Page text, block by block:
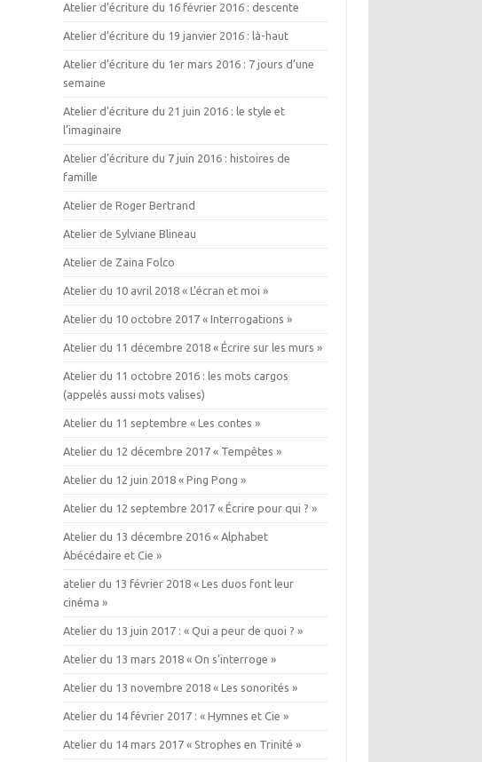
Atelier d’écriture du 16 février 2016 : descente
Atelier d’écriture du 19 janvier 2016 : là-haut
Atelier d’écriture du 1er mars 2016 : 7 jours d’une
semaine
Atelier d’écriture du 21 juin 2016 : le style et
l’imaginaire
Atelier d’écriture du 7 juin 2016 : histoires de
famille
Atelier de Roger Bertrand
Atelier de Sylviane Blineau
Atelier de Zaina Folco
Atelier du 10 avril 2018 « L’écran et moi »
Atelier du 10 octobre 2017 « Interrogations »
Atelier du 11 décembre 2018 « Écrire sur les murs »
Atelier du 11 octobre 2016 : les mots cargos
(appelés aussi mots valises)
Atelier du 11 septembre « Les contes »
Atelier du 12 décembre 2017 « Tempêtes »
Atelier du 12 juin 2018 « Ping Pong »
Atelier du 12 septembre 2017 « Écrire pour qui ? »
Atelier du 13 décembre 2016 « Alphabet
Abécédaire et Cie »
atelier du 13 février 2018 « Les duos font leur
cinéma »
Atelier du 13 juin 2017 : « Qui a peur de quoi ? »
Atelier du 13 mars 2018 « On s’interroge »
Atelier du 13 novembre 2018 « Les sonorités »
Atelier du 14 février 2017 : « Hymnes et Cie »
Atelier du 14 mars 2017 « Strophes en Trinité »